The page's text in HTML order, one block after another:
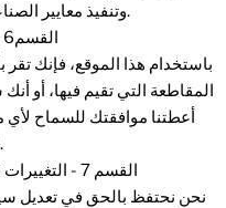
وتنفيذ معايير الصناعة المقبولة عموما إضافية.
القسم6 - عمر الموافقة
باستخدام هذا الموقع، فإنك
المقاطعة التي تقيم فيها، أو
أعطتنا موافقتك للسماح لأي
الموقع.
القسم 7 - التغييرات في سياسة الخصوصية هذه
نحن نحتفظ بالحق في تعديل